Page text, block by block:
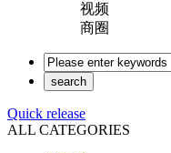
视频
商圈
Quick release
ALL CATEGORIES